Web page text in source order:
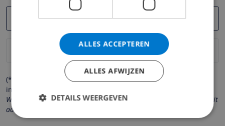
(* de velden met een sterretje moeten verplicht worden
ingevuld )
Wij respecteren uw privacy. Uw persoonlijke gegevens worden nooit
aan derden verstrekt.
ALLES ACCEPTEREN
ALLES AFWIJZEN
DETAILS WEERGEVEN